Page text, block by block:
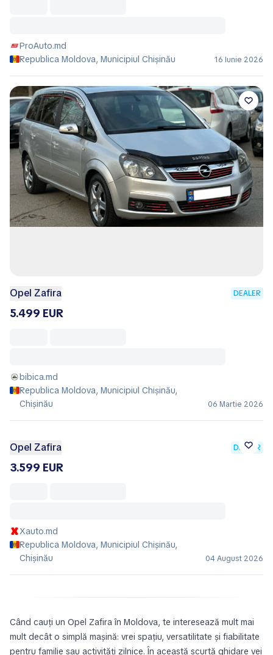
ProAuto.md
Republica Moldova, Municipiul Chișinău
16 Iunie 2026
Opel Zafira DEALER
5.499 EUR
bibica.md
Republica Moldova, Municipiul Chișinău,
Chișinău
06 Martie 2026
Opel Zafira DEALER
3.599 EUR
Xauto.md
Republica Moldova, Municipiul Chișinău,
Chișinău
04 August 2026
Când cauți un Opel Zafira în Moldova, te interesează mult mai
mult decât o simplă mașină: vrei spațiu, versatilitate și fiabilitate
pentru familie sau activități zilnice. În această scurtă ghidare vei